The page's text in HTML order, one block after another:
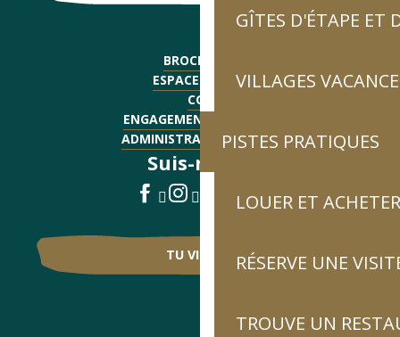
GÎTES D'ÉTAPE ET
VILLAGES
PISTES PRATIQUES
LOUER ET
RÉSERVE UNE
TROUVE UN
BROCHURES
ESPACE PRESSE
CGV
ENGAGEMENTS QUALITÉ
ADMINISTRATIF - EMPLOI
Suis-nous !
TU VIENS ?